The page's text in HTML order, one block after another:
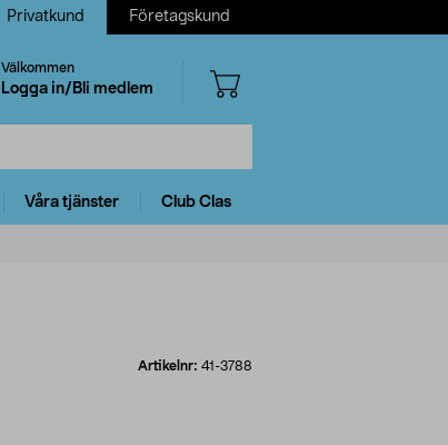
Privatkund Företagskund
Välkommen
Logga in/Bli medlem
Våra tjänster Club Clas
Artikelnr: 41-3788